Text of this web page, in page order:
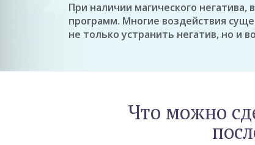
При наличии магического
программ. Многие воздействия
не только устранить негатив, но и
Что можно